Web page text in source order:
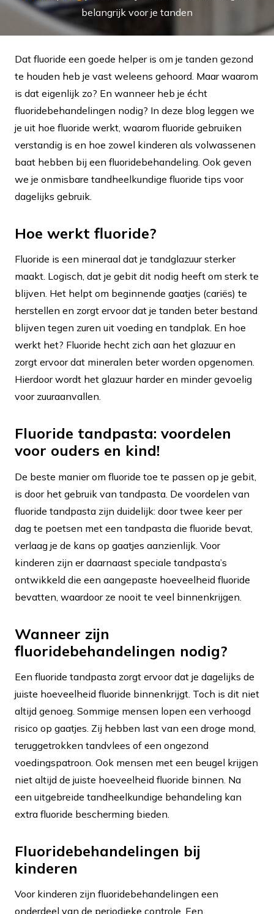
belangrijk voor je tanden
Dat fluoride een goede helper is om je tanden gezond
te houden heb je vast weleens gehoord. Maar waarom
is dat eigenlijk zo? En wanneer heb je écht
fluoridebehandelingen nodig? In deze blog leggen we
je uit hoe fluoride werkt, waarom fluoride gebruiken
verstandig is en hoe zowel kinderen als volwassenen
baat hebben bij een fluoridebehandeling. Ook geven
we je onmisbare tandheelkundige fluoride tips voor
dagelijks gebruik.
Hoe werkt fluoride?
Fluoride is een mineraal dat je tandglazuur sterker
maakt. Logisch, dat je gebit dit nodig heeft om sterk te
blijven. Het helpt om beginnende gaatjes (cariës) te
herstellen en zorgt ervoor dat je tanden beter bestand
blijven tegen zuren uit voeding en tandplak. En hoe
werkt het? Fluoride hecht zich aan het glazuur en
zorgt ervoor dat mineralen beter worden opgenomen.
Hierdoor wordt het glazuur harder en minder gevoelig
voor zuuraanvallen.
Fluoride tandpasta: voordelen
voor ouders en kind!
De beste manier om fluoride toe te passen op je gebit,
is door het gebruik van tandpasta. De voordelen van
fluoride tandpasta zijn duidelijk: door twee keer per
dag te poetsen met een tandpasta die fluoride bevat,
verlaag je de kans op gaatjes aanzienlijk. Voor
kinderen zijn er daarnaast speciale tandpasta’s
ontwikkeld die een aangepaste hoeveelheid fluoride
bevatten, waardoor ze nooit te veel binnenkrijgen.
Wanneer zijn
fluoridebehandelingen nodig?
Een fluoride tandpasta zorgt ervoor dat je dagelijks de
juiste hoeveelheid fluoride binnenkrijgt. Toch is dit niet
altijd genoeg. Sommige mensen lopen een verhoogd
risico op gaatjes. Zij hebben last van een droge mond,
teruggetrokken tandvlees of een ongezond
voedingspatroon. Ook mensen met een beugel krijgen
niet altijd de juiste hoeveelheid fluoride binnen. Na
een uitgebreide tandheelkundige behandeling kan
extra fluoride bescherming bieden.
Fluoridebehandelingen bij
kinderen
Voor kinderen zijn fluoridebehandelingen een
onderdeel van de periodieke controle. Een